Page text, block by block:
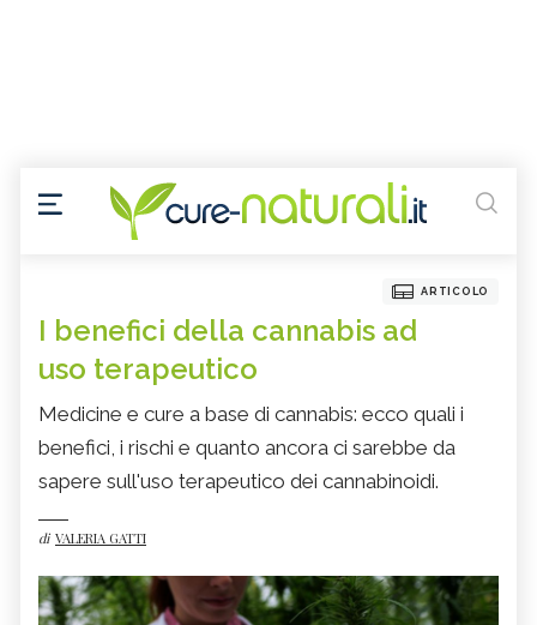
ARTICOLO
I benefici della cannabis ad
uso terapeutico
Medicine e cure a base di cannabis: ecco quali i
benefici, i rischi e quanto ancora ci sarebbe da
sapere sull'uso terapeutico dei cannabinoidi.
di VALERIA GATTI